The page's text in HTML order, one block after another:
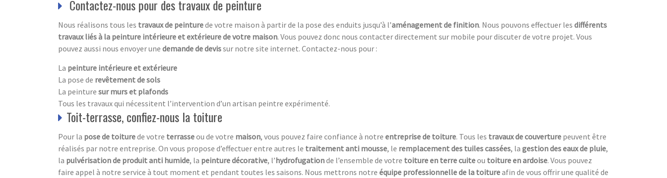
Contactez-nous pour des travaux de peinture
Nous réalisons tous les travaux de peinturede votre maison à partir de la pose des enduits jusqu’à l’aménagement de finition. Nous pouvons effectuer les différents
travaux liés à la peinture intérieure et extérieure de votre maison. Vous pouvez donc nous contacter directement sur mobile pour discuter de votre projet. Vous
pouvez aussi nous envoyer une demande de devissur notre site internet. Contactez-nous pour :
La peinture intérieure et extérieure
La pose de revêtement de sols
La peinture sur murs et plafonds
Tous les travaux qui nécessitent l’intervention d’un artisan peintre expérimenté.
Toit-terrasse, confiez-nous la toiture
Pour la pose de toiturede votre terrasseou de votre maison, vous pouvez faire confiance à notre entreprise de toiture. Tous les travaux de couverture peuvent être
réalisés par notre entreprise. On vous propose d’effectuer entre autres le traitement anti mousse, le remplacement des tuiles cassées, la gestion des eaux de pluie,
la pulvérisation de produit anti humide, la peinture décorative, l’hydrofugationde l’ensemble de votre toiture en terre cuiteou toiture en ardoise. Vous pouvez
faire appel à notre service à tout moment et pendant toutes les saisons. Nous mettrons notre équipe professionnelle de la toitureafin de vous offrir une qualité de